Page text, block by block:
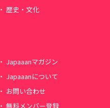
歴史・文化
Japaaanマガジン
Japaaanについて
お問い合わせ
無料メンバー登録